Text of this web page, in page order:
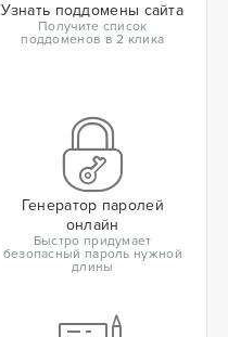
Узнать поддомены сайта
Получите список
поддоменов в 2 клика
Генератор паролей
онлайн
Быстро придумает
безопасный пароль нужной
длины